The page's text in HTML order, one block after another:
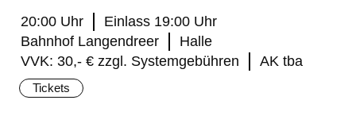
20:00 Uhr
Einlass 19:00 Uhr
Bahnhof Langendreer
Halle
VVK: 30,- € zzgl. Systemgebühren
AK tba
Tickets